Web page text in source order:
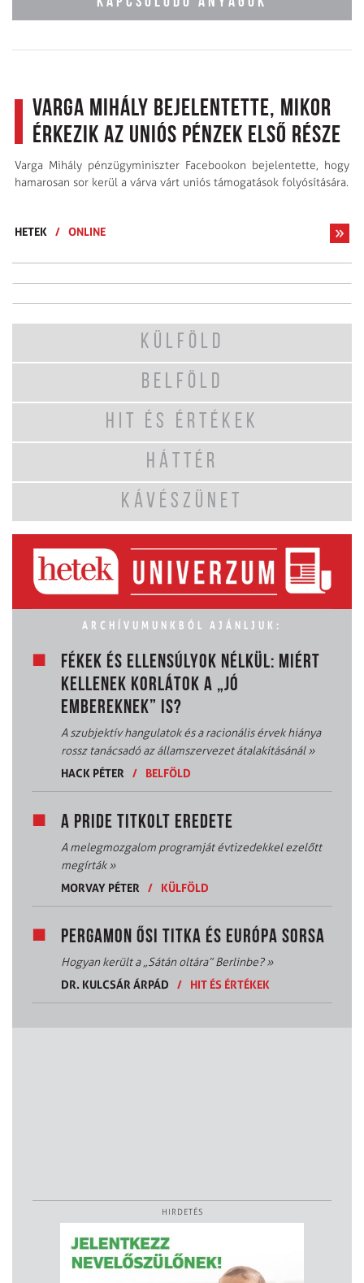
Varga Mihály bejelentette, mikor
érkezik az uniós pénzek első része
Varga Mihály pénzügyminiszter Facebookon bejelentette, hogy
hamarosan sor kerül a várva várt uniós támogatások folyósítására.
HETEK / ONLINE
KÜLFÖLD
BELFÖLD
HIT ÉS ÉRTÉKEK
HÁTTÉR
KÁVÉSZÜNET
ARCHÍVUMUNKBÓL AJÁNLJUK:
FÉKEK ÉS ELLENSÚLYOK NÉLKÜL: MIÉRT
KELLENEK KORLÁTOK A „JÓ
EMBEREKNEK” IS?
A szubjektív hangulatok és a racionális érvek hiánya
rossz tanácsadó az államszervezet átalakításánál»
HACK PÉTER
/ BELFÖLD
A PRIDE TITKOLT EREDETE
A melegmozgalom programját évtizedekkel ezelőtt
megírták»
MORVAY PÉTER
/ KÜLFÖLD
PERGAMON ŐSI TITKA ÉS EURÓPA SORSA
Hogyan került a „Sátán oltára” Berlinbe?»
DR. KULCSÁR ÁRPÁD
/ HIT ÉS ÉRTÉKEK
HIRDETÉS